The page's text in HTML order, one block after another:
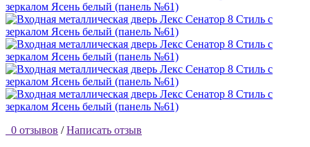
0 отзывов / Написать отзыв